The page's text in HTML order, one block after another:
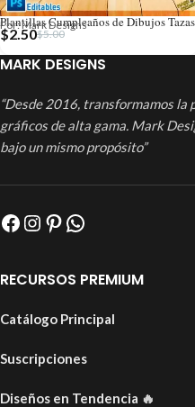
Plantillas Cumpleaños de Dibujos Tazas
Por: Mark Designs
$5.00
$2.50
MARK DESIGNS
“Desde 2016, transformamos la
gráficos de alta gama. Mark
bajo un mismo propósito”
RECURSOS PREMIUM
Catálogo Principal
Suscripciones
Diseños en Tendencia 🔥